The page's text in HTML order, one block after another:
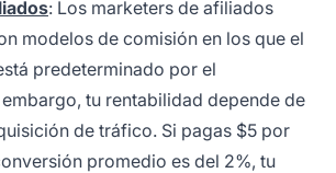
: Los marketers de afiliados
modelos de comisión en los que el
predeterminado por el
tu rentabilidad depende de
de tráfico. Si pagas $5 por
promedio es del 2%, tu